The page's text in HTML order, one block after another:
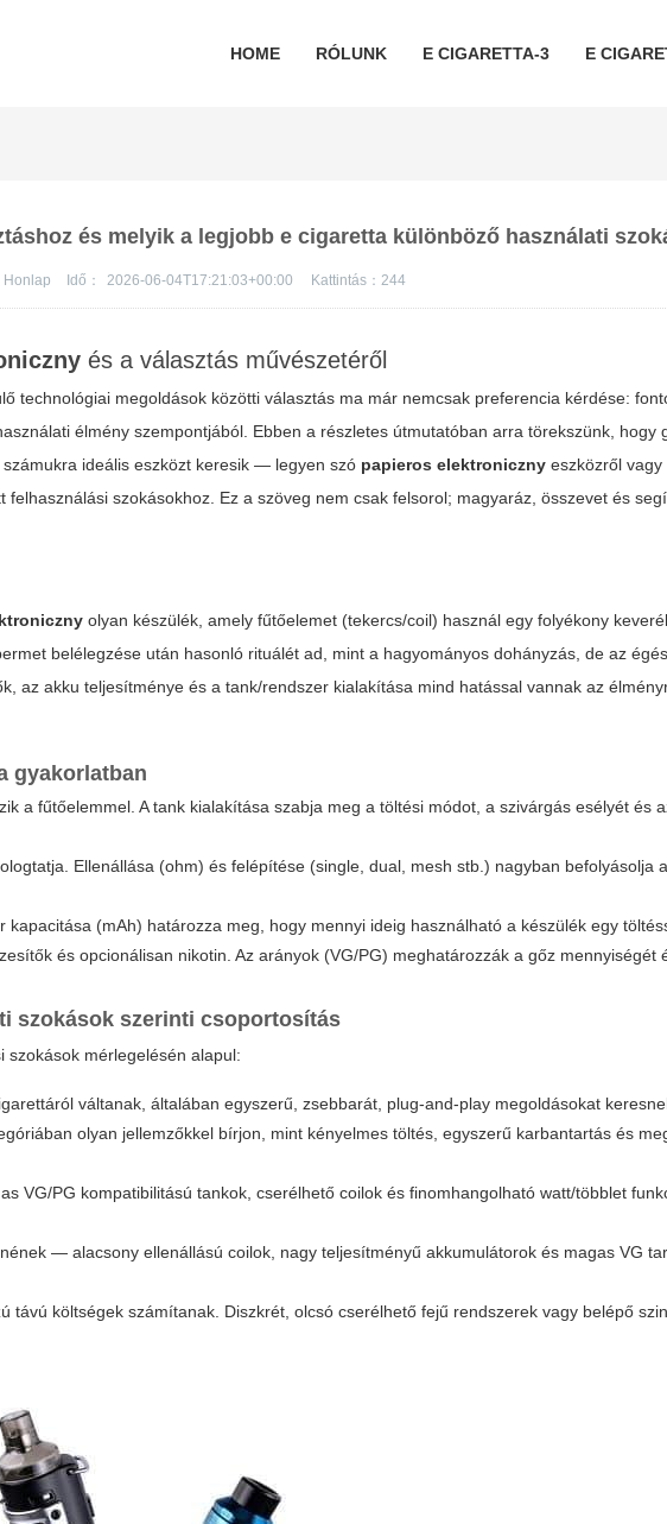
HOME RÓLUNK E CIGARETTA-3 E
és melyik a legjobb e cigaretta különböző használati
Honlap Idő： 2026-06-04T17:21:03+00:00 Kattintás：244
és a választás művészetéről
technológiai megoldások közötti választás ma már nemcsak preferencia kérdése:
élmény szempontjából. Ebben a részletes útmutatóban arra törekszünk, hogy
ideális eszközt keresik — legyen szó papieros elektroniczny eszközről vagy
felhasználási szokásokhoz. Ez a szöveg nem csak felsorol; magyaráz, összevet és
olyan készülék, amely fűtőelemet (tekercs/coil) használ egy folyékony
belélegzése után hasonló rituálét ad, mint a hagyományos dohányzás, de az
az akku teljesítménye és a tank/rendszer kialakítása mind hatással vannak az
gyakorlatban
a fűtőelemmel. A tank kialakítása szabja meg a töltési módot, a szivárgás esélyét és
Ellenállása (ohm) és felépítése (single, dual, mesh stb.) nagyban befolyásolja
(mAh) határozza meg, hogy mennyi ideig használható a készülék egy
és opcionálisan nikotin. Az arányok (VG/PG) meghatározzák a gőz mennyiségét
szokások szerinti csoportosítás
szokások mérlegelésén alapul:
váltanak, általában egyszerű, zsebbarát, plug-and-play megoldásokat
olyan jellemzőkkel bírjon, mint kényelmes töltés, egyszerű karbantartás és
VG/PG kompatibilitású tankok, cserélhető coilok és finomhangolható watt/többlet
— alacsony ellenállású coilok, nagy teljesítményű akkumulátorok és magas VG
távú költségek számítanak. Diszkrét, olcsó cserélhető fejű rendszerek vagy belépő